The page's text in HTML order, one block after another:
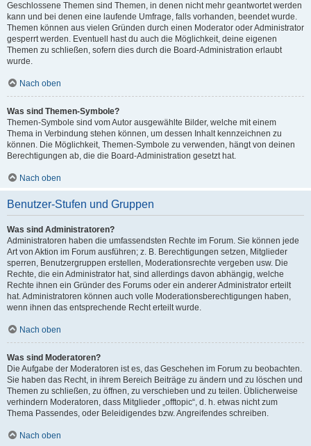
Geschlossene Themen sind Themen, in denen nicht mehr geantwortet werden
kann und bei denen eine laufende Umfrage, falls vorhanden, beendet wurde.
Themen können aus vielen Gründen durch einen Moderator oder Administrator
gesperrt werden. Eventuell hast du auch die Möglichkeit, deine eigenen
Themen zu schließen, sofern dies durch die Board-Administration erlaubt
wurde.
Nach oben
Was sind Themen-Symbole?
Themen-Symbole sind vom Autor ausgewählte Bilder, welche mit einem
Thema in Verbindung stehen können, um dessen Inhalt kennzeichnen zu
können. Die Möglichkeit, Themen-Symbole zu verwenden, hängt von deinen
Berechtigungen ab, die die Board-Administration gesetzt hat.
Nach oben
Benutzer-Stufen und Gruppen
Was sind Administratoren?
Administratoren haben die umfassendsten Rechte im Forum. Sie können jede
Art von Aktion im Forum ausführen; z. B. Berechtigungen setzen, Mitglieder
sperren, Benutzergruppen erstellen, Moderationsrechte vergeben usw. Die
Rechte, die ein Administrator hat, sind allerdings davon abhängig, welche
Rechte ihnen ein Gründer des Forums oder ein anderer Administrator erteilt
hat. Administratoren können auch volle Moderationsberechtigungen haben,
wenn ihnen das entsprechende Recht erteilt wurde.
Nach oben
Was sind Moderatoren?
Die Aufgabe der Moderatoren ist es, das Geschehen im Forum zu beobachten.
Sie haben das Recht, in ihrem Bereich Beiträge zu ändern und zu löschen und
Themen zu schließen, zu öffnen, zu verschieben und zu teilen. Üblicherweise
verhindern Moderatoren, dass Mitglieder „offtopic“, d. h. etwas nicht zum
Thema Passendes, oder Beleidigendes bzw. Angreifendes schreiben.
Nach oben